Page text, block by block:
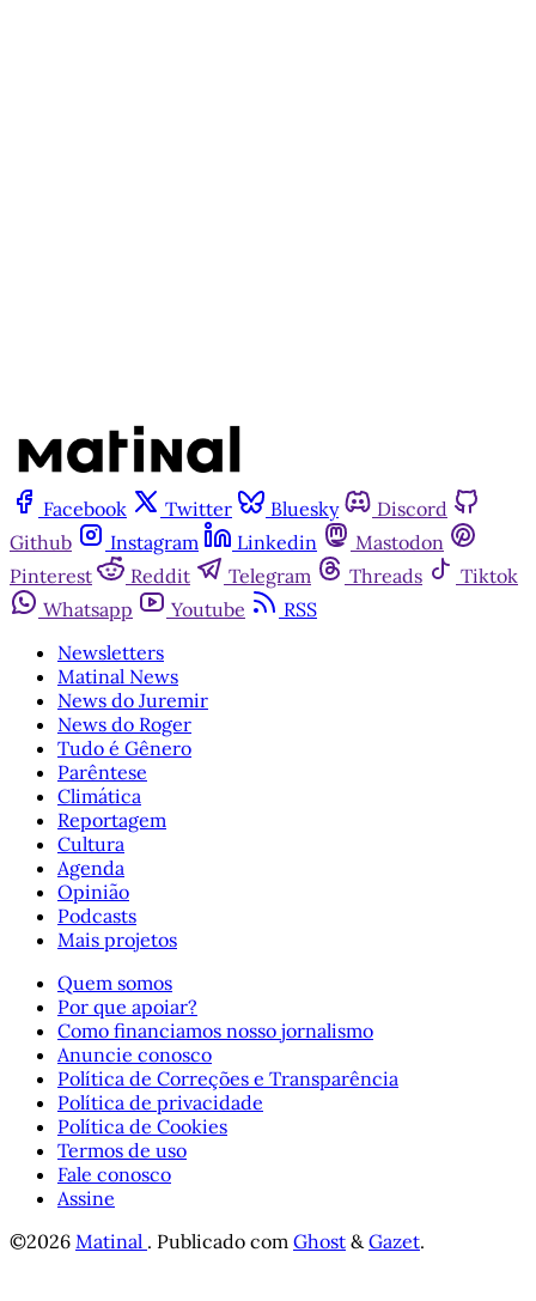
Facebook Twitter Bluesky
Discord
Github
Instagram Linkedin
Mastodon
Pinterest
Reddit Telegram Threads
Tiktok
Whatsapp
Youtube
RSS
Newsletters
Matinal News
News do Juremir
News do Roger
Tudo é Gênero
Parêntese
Climática
Reportagem
Cultura
Agenda
Opinião
Podcasts
Mais projetos
Quem somos
Por que apoiar?
Como financiamos nosso jornalismo
Anuncie conosco
Política de Correções e Transparência
Política de privacidade
Política de Cookies
Termos de uso
Fale conosco
Assine
©2026 Matinal . Publicado com Ghost &Gazet.